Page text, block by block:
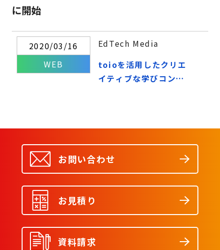
に開始
2020/03/16
WEB
EdTech Media
toioを活用したクリエ
イティブな学びコンテ
お問い合わせ
お見積り
資料請求